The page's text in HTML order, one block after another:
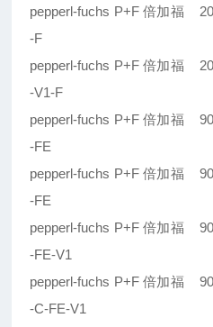
pepperl-fuchs P+F 倍加福
-F
pepperl-fuchs P+F 倍加福
-V1-F
pepperl-fuchs P+F 倍加福
-FE
pepperl-fuchs P+F 倍加福
-FE
pepperl-fuchs P+F 倍加福
-FE-V1
pepperl-fuchs P+F 倍加福
-C-FE-V1